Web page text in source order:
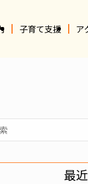
子育て支援 ア
最